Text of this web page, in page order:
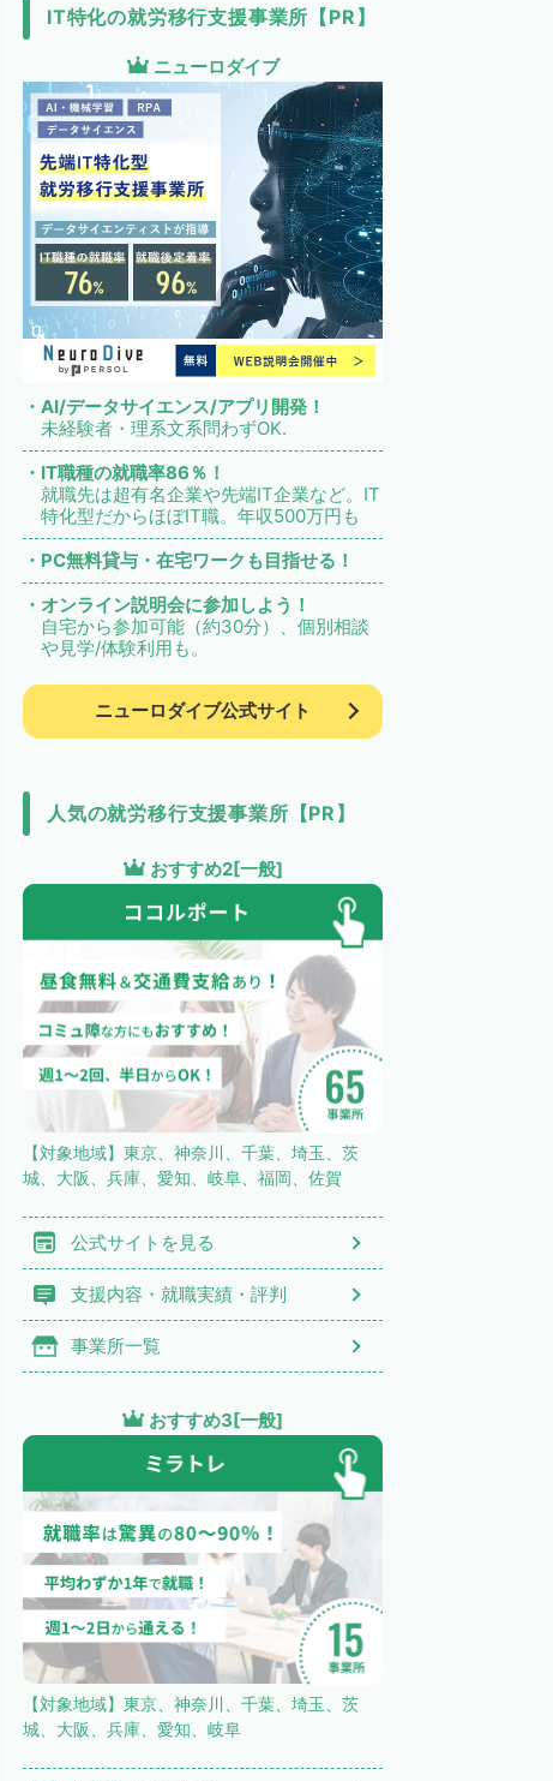
IT特化の就労移行支援事業所【PR】
ニューロダイブ
・AI/データサイエンス/アプリ開発！
未経験者・理系文系問わずOK.
・IT職種の就職率86％！
就職先は超有名企業や先端IT企業など。IT
特化型だからほぼIT職。年収500万円も
・PC無料貸与・在宅ワークも目指せる！
・オンライン説明会に参加しよう！
自宅から参加可能（約30分）、個別相談
や見学/体験利用も。
ニューロダイブ公式サイト
人気の就労移行支援事業所【PR】
おすすめ2[一般]
【対象地域】東京、神奈川、千葉、埼玉、茨
城、大阪、兵庫、愛知、岐阜、福岡、佐賀
公式サイトを見る
支援内容・就職実績・評判
事業所一覧
おすすめ3[一般]
【対象地域】東京、神奈川、千葉、埼玉、茨
城、大阪、兵庫、愛知、岐阜